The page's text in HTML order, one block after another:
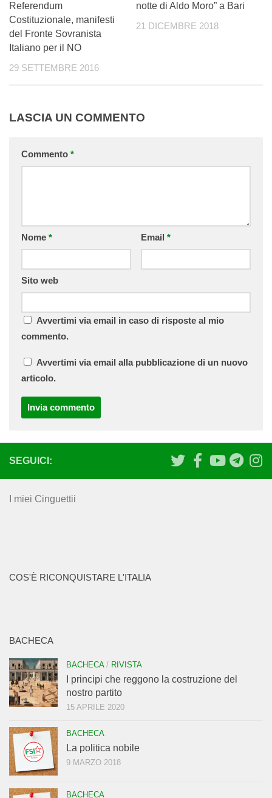
Referendum
Costituzionale, manifesti
del Fronte Sovranista
Italiano per il NO
29 SETTEMBRE 2016
notte di Aldo Moro” a Bari
21 DICEMBRE 2018
LASCIA UN COMMENTO
Commento *
Nome * Email *
Sito web
Avvertimi via email in caso di risposte al mio
commento.
Avvertimi via email alla pubblicazione di un nuovo
articolo.
SEGUICI:
I miei Cinguettii
COS'È RICONQUISTARE L'ITALIA
BACHECA
BACHECA/ RIVISTA
I principi che reggono la costruzione del
nostro partito
15 APRILE 2020
BACHECA
La politica nobile
9 MARZO 2018
BACHECA